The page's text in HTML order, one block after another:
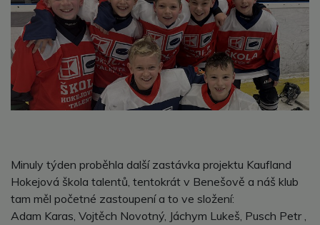
Minuly týden proběhla další zastávka projektu Kaufland
Hokejová škola talentů, tentokrát v Benešově a náš klub
tam měl početné zastoupení a to ve složení:
Adam Karas, Vojtěch Novotný, Jáchym Lukeš, Pusch Petr ,